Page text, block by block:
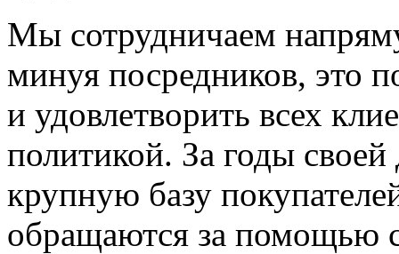
Мы сотрудничаем
минуя посредников, это
и удовлетворить всех
политикой. За годы
крупную базу
обращаются за помощью